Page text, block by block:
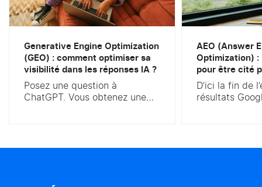
Generative Engine Optimization
(GEO) : comment optimiser sa
visibilité dans les réponses IA ?
Posez une question à
ChatGPT. Vous obtenez une
AEO (Answer
Optimization) :
pour être cité
D’ici la fin de
résultats